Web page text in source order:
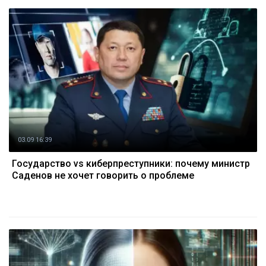
03.09 16:39
Государство vs киберпреступники: почему министр
Саденов не хочет говорить о проблеме